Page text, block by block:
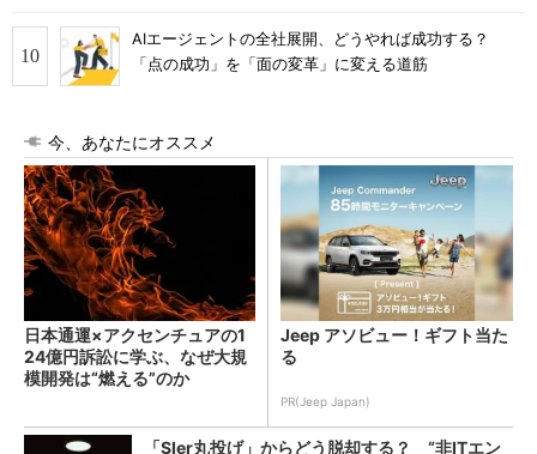
AIエージェントの全社展開、どうやれば成功する？
「点の成功」を「面の変革」に変える道筋
今、あなたにオススメ
日本通運×アクセンチュアの1
24億円訴訟に学ぶ、なぜ大規
模開発は“燃える”のか
Jeep アソビュー！ギフト当た
る
PR(Jeep Japan)
「SIer丸投げ」からどう脱却する？ “非ITエン